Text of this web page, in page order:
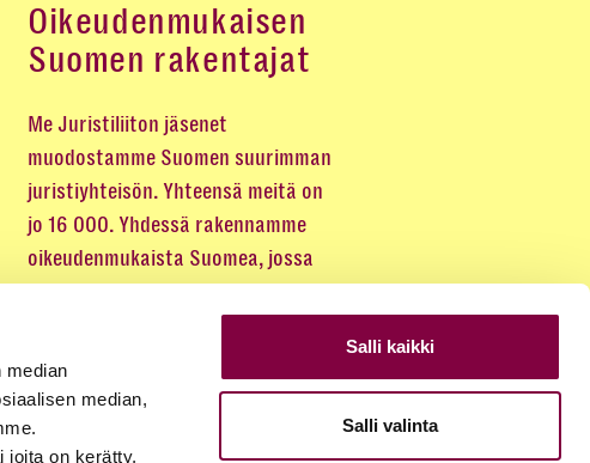
median
median,
joita on kerätty,
Salli kaikki
Salli valinta
Oikeudenmukaisen
Suomen rakentajat
Me Juristiliiton jäsenet
muodostamme Suomen suurimman
juristiyhteisön. Yhteensä meitä on
jo 16 000. Yhdessä rakennamme
oikeudenmukaista Suomea, jossa